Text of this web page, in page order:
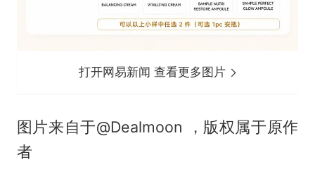
打开网易新闻 查看更多图片
图片来自于@Dealmoon ，版权属于原作
者